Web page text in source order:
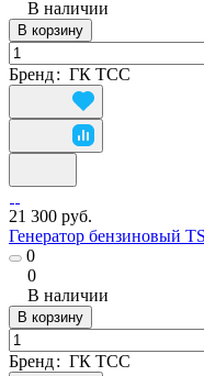
В наличии
В корзину
Бренд: ГК ТСС
21 300 руб.
Генератор бензиновый
0
0
В наличии
В корзину
Бренд: ГК ТСС